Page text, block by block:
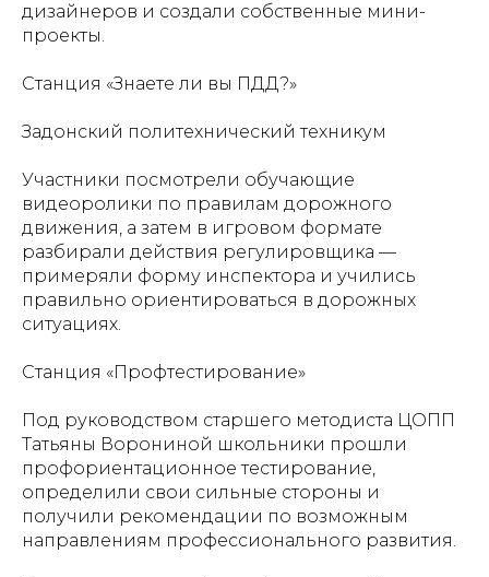
дизайнеров и создали собственные мини-
проекты.
Станция «Знаете ли вы ПДД?»
Задонский политехнический техникум
Участники посмотрели обучающие
видеоролики по правилам дорожного
движения, а затем в игровом формате
разбирали действия регулировщика —
примеряли форму инспектора и учились
правильно ориентироваться в дорожных
ситуациях.
Станция «Профтестирование»
Под руководством старшего методиста ЦОПП
Татьяны Ворониной школьники прошли
профориентационное тестирование,
определили свои сильные стороны и
получили рекомендации по возможным
направлениям профессионального развития.